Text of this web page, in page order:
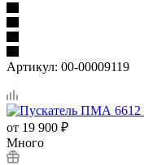
Артикул: 00-00009119
от 19 900 ₽
Много